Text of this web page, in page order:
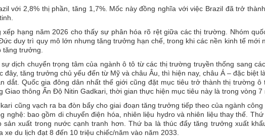
với 2,8% thị phần, tăng 1,7%. Mốc này đồng nghĩa với việc Brazil đã trở
xếp hạng năm 2026 cho thấy sự phân hóa rõ rệt giữa các thị trường. Nhóm
duy trì quy mô lớn nhưng tăng trưởng hạn chế, trong khi các nền kinh tế mới
tăng trưởng.
dịch chuyển trọng tâm của ngành ô tô từ các thị trường truyền thống sang
đây, tăng trưởng chủ yếu đến từ Mỹ và châu Âu, thì hiện nay, châu Á – đặc biệt
dắt. Quốc gia đông dân nhất thế giới cũng đặt mục tiêu trở thành thị trường ô
Giao thông Ấn Độ Nitin Gadkari, thời gian thực hiện mục tiêu này là trong vòng 7
cũng vạch ra ba đòn bẩy cho giai đoạn tăng trưởng tiếp theo của ngành công
nghệ: bao gồm di chuyển điện hóa, nhiên liệu hydro và nhiên liệu thay thế.
sản xuất trong nước cạnh tranh hơn. Thứ ba là thúc đẩy tăng trưởng xuất
xe du lịch đạt 8 đến 10 triệu chiếc/năm vào năm 2033.